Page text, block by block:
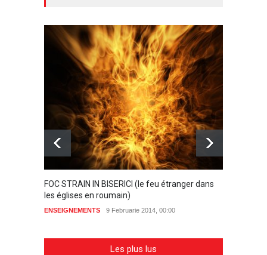
FOC STRAIN IN BISERICI (le feu étranger dans
les églises en roumain)
ENSEIGNEMENTS 9 Februarie 2014, 00:00
Les plus lus